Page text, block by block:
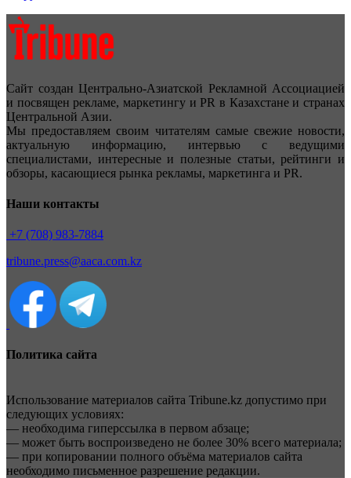
Сайт создан Центрально-Азиатской Рекламной Ассоциацией
и посвящен рекламе, маркетингу и PR в Казахстане и странах
Центральной Азии.
Мы предоставляем своим читателям самые свежие новости,
актуальную информацию, интервью с ведущими
специалистами, интересные и полезные статьи, рейтинги и
обзоры, касающиеся рынка рекламы, маркетинга и PR.
Наши контакты
+7 (708) 983-7884
tribune.press@aaca.com.kz
Политика сайта
Использование материалов сайта Tribune.kz допустимо при
следующих условиях:
— необходима гиперссылка в первом абзаце;
— может быть воспроизведено не более 30% всего материала;
— при копировании полного объёма материалов сайта
необходимо письменное разрешение редакции.